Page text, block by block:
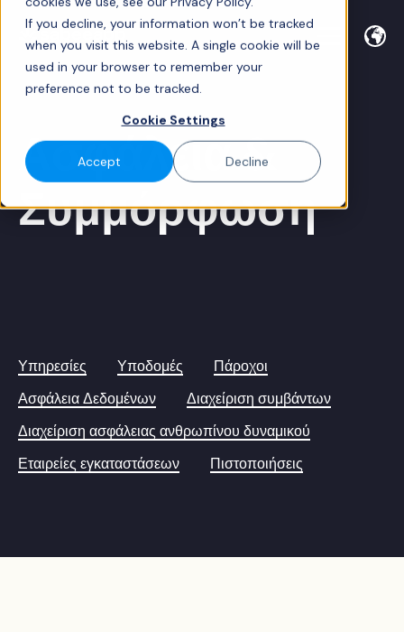
If you decline, your information won’t be tracked
when you visit this website. A single cookie will be
used in your browser to remember your
preference not to be tracked.
Cookie Settings
Accept Decline
Ασφάλεια &
Συμμόρφωση
Υπηρεσίες Υποδομές
Πάροχοι
Ασφάλεια Δεδομένων
Διαχείριση συμβάντων
Διαχείριση ασφάλειας ανθρωπίνου δυναμικού
Εταιρείες εγκαταστάσεων
Πιστοποιήσεις